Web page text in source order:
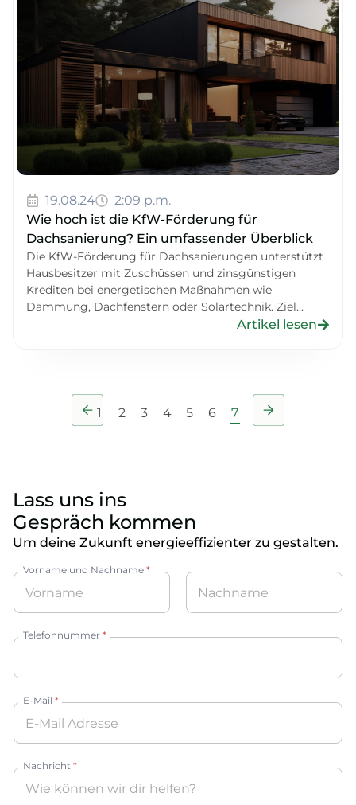
19.08.24
2:09 p.m.
Wie hoch ist die KfW-Förderung für
Dachsanierung? Ein umfassender Überblick
Die KfW-Förderung für Dachsanierungen unterstützt
Hausbesitzer mit Zuschüssen und zinsgünstigen
Krediten bei energetischen Maßnahmen wie
Dämmung, Dachfenstern oder Solartechnik. Ziel...
Artikel lesen
1 2 3 4 5 6 7
Lass uns ins
Gespräch kommen
Um deine Zukunft energieeffizienter zu gestalten.
Vorname und Nachname *
Vorname
Nachname
Telefonnummer *
E-Mail *
Nachricht *